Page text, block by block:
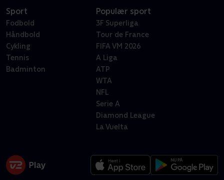
Sport
Fodbold
Håndbold
Cykling
Tennis
Badminton
Populær sport
3F Superliga
Tour de France
FIFA VM 2026
A Liga
ATP
WTA
NFL
Serie A
Diamond League
La Vuelta